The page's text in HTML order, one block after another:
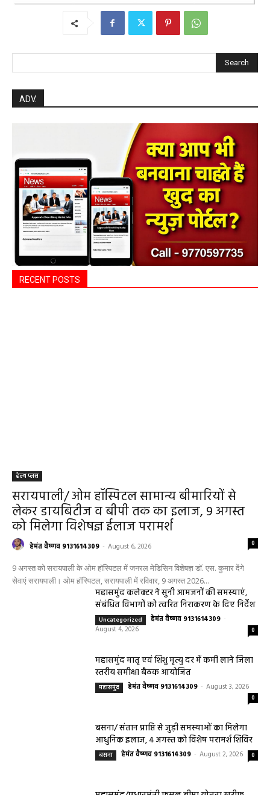
Search
ADV.
RECENT POSTS
हेल्थ प्लस
सरायपाली/ ओम हॉस्पिटल सामान्य बीमारियों से
लेकर डायबिटीज व बीपी तक का इलाज, 9 अगस्त
को मिलेगा विशेषज्ञ ईलाज परामर्श
हेमंत वैष्णव 9131614309 - August 6, 2026 0
9 अगस्त को सरायपाली के ओम हॉस्पिटल में जनरल मेडिसिन विशेषज्ञ डॉ. एस. कुमार देंगे
सेवाएं सरायपाली। ओम हॉस्पिटल, सरायपाली में रविवार, 9 अगस्त 2026...
महासमुंद कलेक्टर ने सुनी आमजनों की समस्याएं,
संबंधित विभागों को त्वरित निराकरण के दिए निर्देश
Uncategorized हेमंत वैष्णव 9131614309 -
August 4, 2026
0
महासमुंद मातृ एवं शिशु मृत्यु दर में कमी लाने जिला
स्तरीय समीक्षा बैठक आयोजित
महासमुंद हेमंत वैष्णव 9131614309 - August 3, 2026
0
बसना/ संतान प्राप्ति से जुड़ी समस्याओं का मिलेगा
आधुनिक इलाज, 4 अगस्त को विशेष परामर्श शिविर
बसना हेमंत वैष्णव 9131614309 - August 2, 2026 0